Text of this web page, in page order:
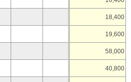
18,400
19,600
58,000
40,800